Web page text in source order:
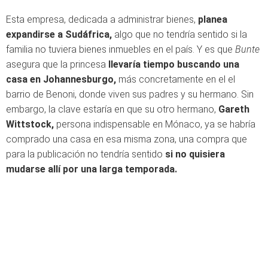
Esta empresa, dedicada a administrar bienes, planea
expandirse a Sudáfrica, algo que no tendría sentido si la
familia no tuviera bienes inmuebles en el país. Y es que Bunte
asegura que la princesa llevaría tiempo buscando una
casa en Johannesburgo, más concretamente en el el
barrio de Benoni, donde viven sus padres y su hermano. Sin
embargo, la clave estaría en que su otro hermano, Gareth
Wittstock, persona indispensable en Mónaco, ya se habría
comprado una casa en esa misma zona, una compra que
para la publicación no tendría sentido si no quisiera
mudarse allí por una larga temporada.